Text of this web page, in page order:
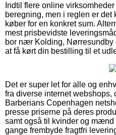
Indtil flere online
beregning, men i reglen er
køber for en konkret sum.
mest prisbevidste
bor nær Kolding,
at få kørt din bestilling til et
Det er super let for alle og
fra diverse internet webshops,
Barberians Copenhagen
presse priserne på deres
samt også til kvinder og
gange frembyde fragtfri